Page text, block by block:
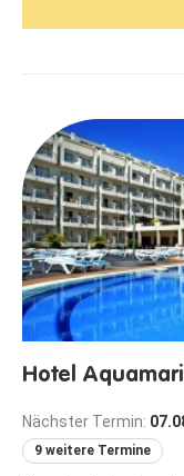
Hotel
Nächster Termin:
9 weitere Termine